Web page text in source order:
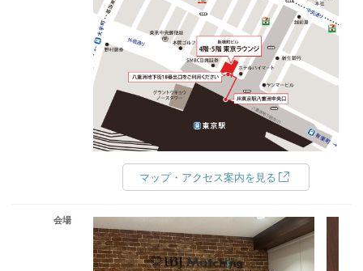
マップ・アクセス案内を見る
会場